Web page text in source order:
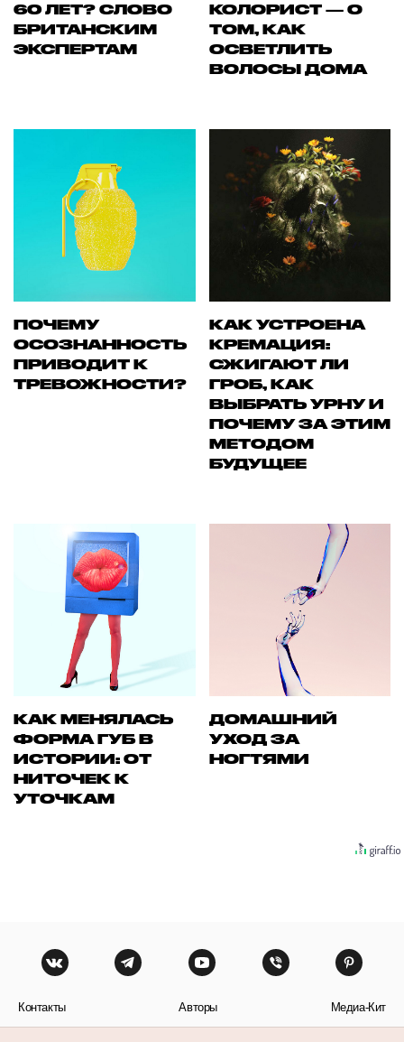
60 ЛЕТ? СЛОВО
БРИТАНСКИМ
ЭКСПЕРТАМ
КОЛОРИСТ — О
ТОМ, КАК
ОСВЕТЛИТЬ
ВОЛОСЫ ДОМА
ПОЧЕМУ
ОСОЗНАННОСТЬ
ПРИВОДИТ К
ТРЕВОЖНОСТИ?
КАК УСТРОЕНА
КРЕМАЦИЯ:
СЖИГАЮТ ЛИ
ГРОБ, КАК
ВЫБРАТЬ УРНУ И
ПОЧЕМУ ЗА ЭТИМ
МЕТОДОМ
БУДУЩЕЕ
КАК МЕНЯЛАСЬ
ФОРМА ГУБ В
ИСТОРИИ: ОТ
НИТОЧЕК К
УТОЧКАМ
ДОМАШНИЙ
УХОД ЗА
НОГТЯМИ
Контакты Авторы Медиа-Кит